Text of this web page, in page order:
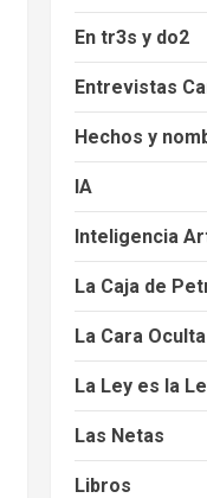
En tr3s y do2
Entrevistas
Hechos y
IA
Inteligencia
La Caja de
La Cara
La Ley es la
Las Netas
Libros